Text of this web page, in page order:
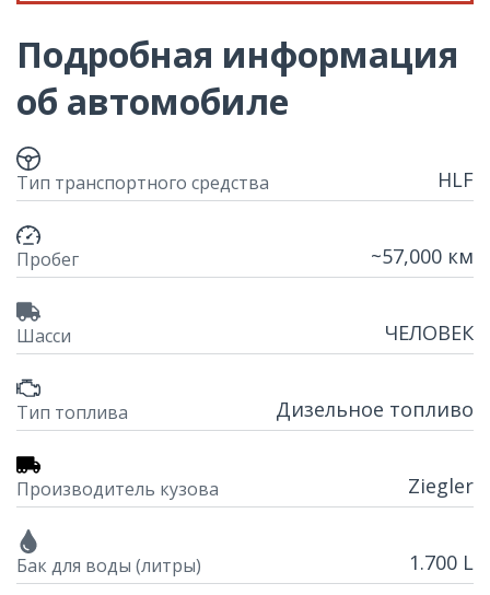
Подробная информация
об автомобиле
Тип транспортного средства HLF
Пробег ~57,000 км
Шасси ЧЕЛОВЕК
Тип топлива Дизельное топливо
Производитель кузова Ziegler
Бак для воды (литры) 1.700 L